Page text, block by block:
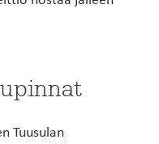
Tuusulan